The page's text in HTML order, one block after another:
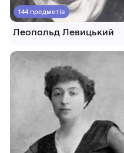
144 предметів
Леопольд Левицький